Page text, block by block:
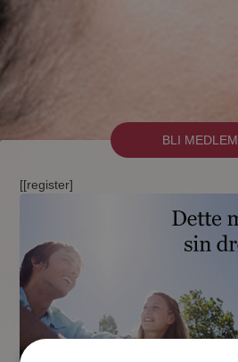
BLI MEDLEM
[[register]